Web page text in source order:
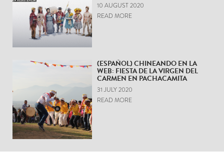
10 AUGUST 2020
READ MORE
(ESPAÑOL) CHINEANDO EN LA
WEB: FIESTA DE LA VIRGEN DEL
CARMEN EN PACHACAMITA
31 JULY 2020
READ MORE